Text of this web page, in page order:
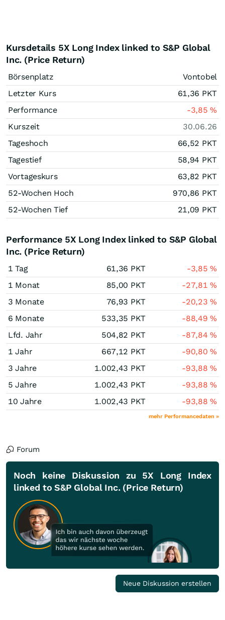
Kursdetails 5X Long Index linked to S&P Global
Inc. (Price Return)
Börsenplatz
Vontobel
Letzter Kurs
61,36 PKT
Performance
-3,85%
Kurszeit
30.06.26
Tageshoch
66,52 PKT
Tagestief
58,94 PKT
Vortageskurs
63,82 PKT
52-Wochen Hoch
970,86 PKT
52-Wochen Tief
21,09 PKT
Performance 5X Long Index linked to S&P Global
Inc. (Price Return)
1 Tag 61,36 PKT -3,85%
1 Monat
85,00 PKT -27,81%
3 Monate
76,93 PKT -20,23%
6 Monate
533,35 PKT -88,49%
Lfd. Jahr
504,82 PKT -87,84%
1 Jahr
667,12 PKT -90,80%
3 Jahre
1.002,43 PKT -93,88%
5 Jahre
1.002,43 PKT -93,88%
10 Jahre
1.002,43 PKT -93,88%
mehr Performancedaten »
Forum
Noch keine Diskussion zu 5X Long Index
linked to S&P Global Inc. (Price Return)
Neue Diskussion erstellen